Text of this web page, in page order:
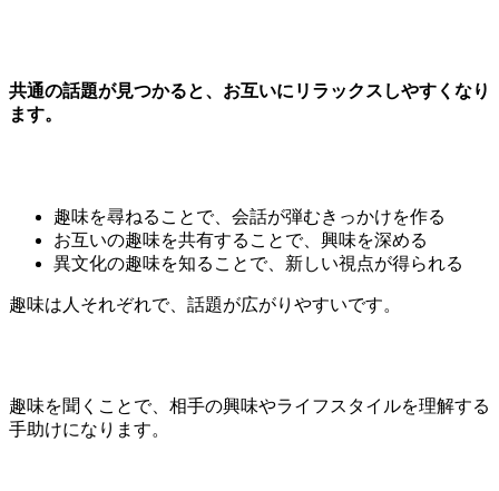
共通の話題が見つかると、お互いにリラックスしやすくなり
ます。
趣味を尋ねることで、会話が弾むきっかけを作る
お互いの趣味を共有することで、興味を深める
異文化の趣味を知ることで、新しい視点が得られる
趣味は人それぞれで、話題が広がりやすいです。
趣味を聞くことで、相手の興味やライフスタイルを理解する
手助けになります。